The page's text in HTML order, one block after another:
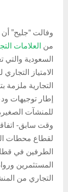
وفالت “جليح”
من العلامات
السعودية
الامتياز
التجارية ملزمة
إطار توجيهات
للمنشآت
وقت سابق-
لقطاع محطات
الطرفين في
المستثمرين
التجاري من